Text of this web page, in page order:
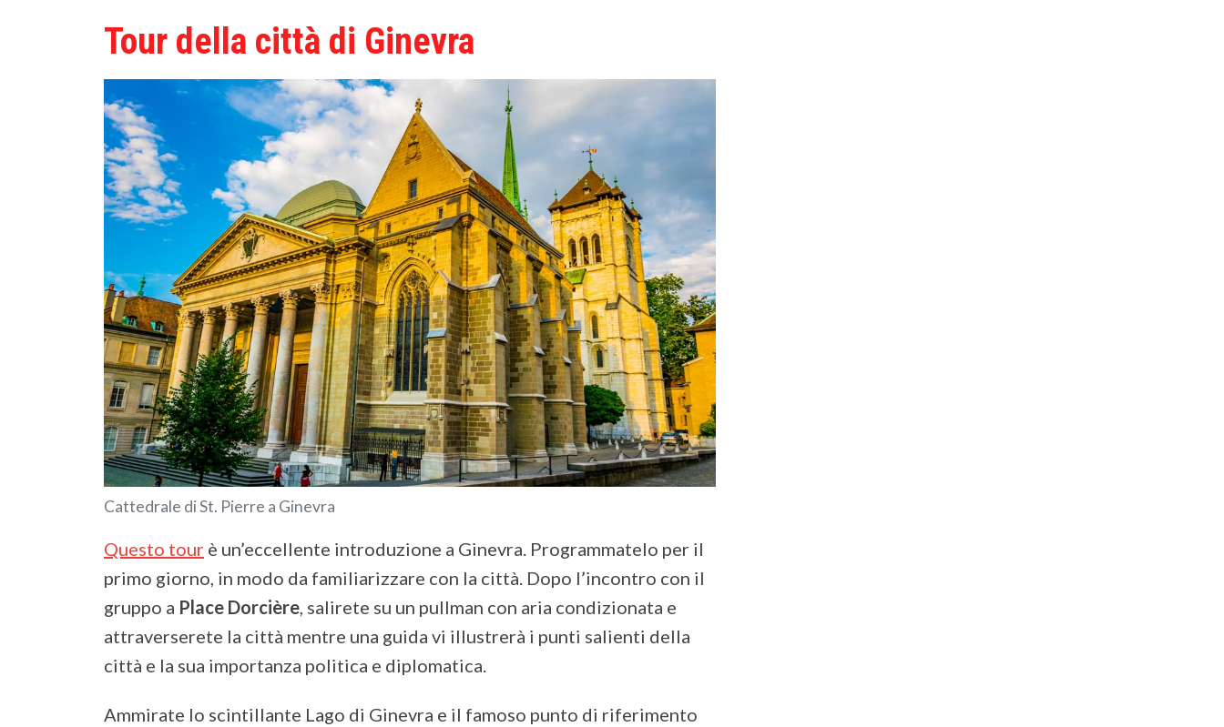
Tour della città di Ginevra
Cattedrale di St. Pierre a Ginevra
Questo tour è un’eccellente introduzione a Ginevra. Programmatelo per il
primo giorno, in modo da familiarizzare con la città. Dopo l’incontro con il
gruppo a Place Dorcière, salirete su un pullman con aria condizionata e
attraverserete la città mentre una guida vi illustrerà i punti salienti della
città e la sua importanza politica e diplomatica.
Ammirate lo scintillante Lago di Ginevra e il famoso punto di riferimento